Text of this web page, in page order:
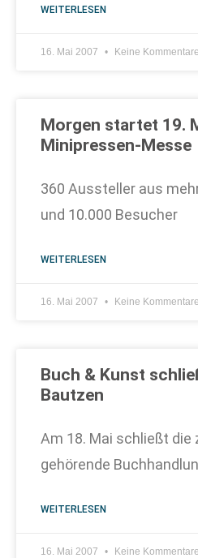
WEITERLESEN
16. Mai 2007 Keine Kommentare
Morgen startet 19.
Minipressen-Messe
360 Aussteller aus
und 10.000 Besucher
WEITERLESEN
16. Mai 2007 Keine Kommentare
Buch & Kunst
Bautzen
Am 18. Mai schließt die
gehörende
WEITERLESEN
16. Mai 2007 Keine Kommentare